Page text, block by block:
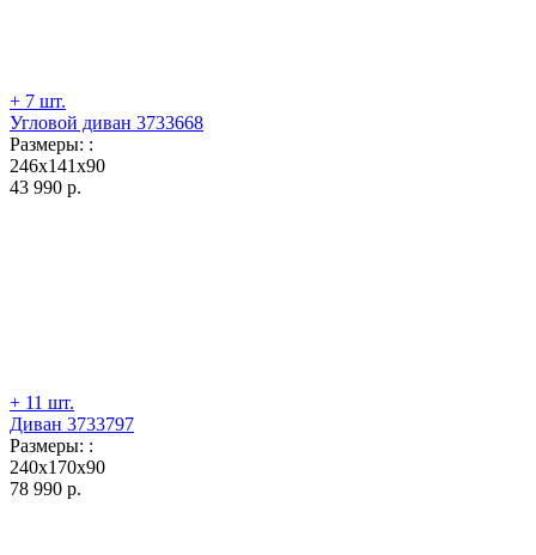
+ 7 шт.
Угловой диван 3733668
Размеры: :
246x141x90
43 990 р.
+ 11 шт.
Диван 3733797
Размеры: :
240x170x90
78 990 р.